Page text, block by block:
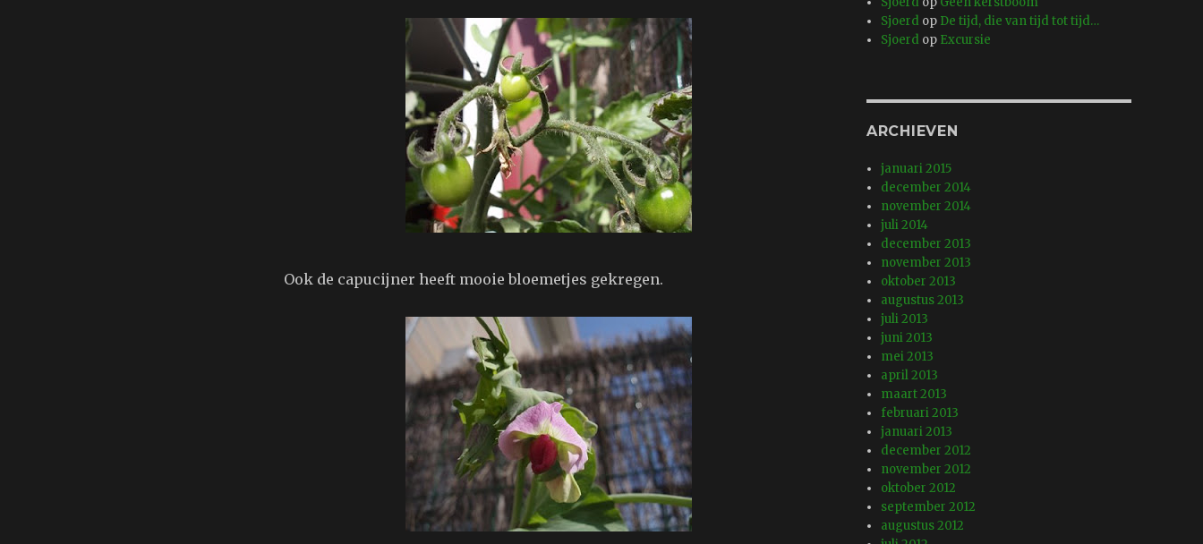
Ook de capucijner heeft mooie bloemetjes gekregen.
Sjoerd op De tijd, die van tijd tot tijd…
Sjoerd op Excursie
ARCHIEVEN
januari 2015
december 2014
november 2014
juli 2014
december 2013
november 2013
oktober 2013
augustus 2013
juli 2013
juni 2013
mei 2013
april 2013
maart 2013
februari 2013
januari 2013
december 2012
november 2012
oktober 2012
september 2012
augustus 2012